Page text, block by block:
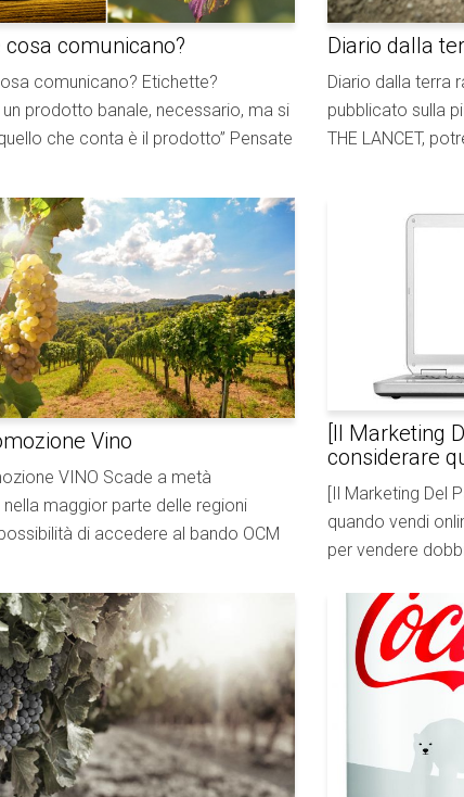
cosa comunicano?
comunicano? Etichette?
prodotto banale, necessario, ma si
che conta è il prodotto” Pensate
Diario dalla
Diario dalla terra
pubblicato sulla
THE LANCET,
Vino
VINO Scade a metà
maggior parte delle regioni
di accedere al bando OCM
[Il Marketing
considerare
[Il Marketing Del
quando vendi
per vendere